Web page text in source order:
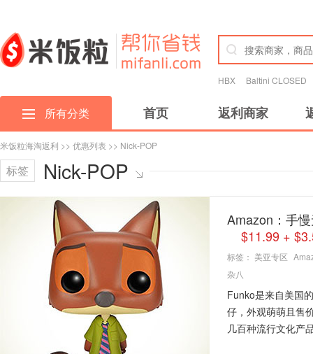
HBX Baltini CLOSED
所有分类 首页 返利商家
米饭粒海淘返利 >> 优惠列表 >> Nick-POP
标签 Nick-POP
Amazon：手
$11.99 +
标签： 美亚专区
杂八
Funko是来自美国
仔，外观萌萌且售
几百种流行文化产